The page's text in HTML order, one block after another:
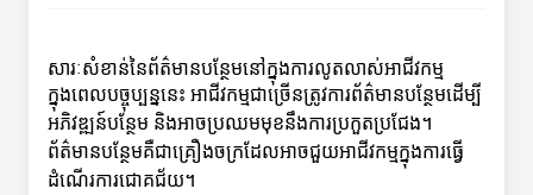
សារៈសំខាន់នៃព័ត៌មានបន្ថែមនៅក្នុងការលូតលាស់អាជីវកម្ម
ក្នុងពេលបច្ចុប្បន្ននេះ អាជីវកម្មជាច្រើនត្រូវការព័ត៌មានបន្ថែមដើម្បី
អភិវឌ្ឍន៍បន្ថែម និងអាចប្រឈមមុខនឹងការប្រកួតប្រជែង។
ព័ត៌មានបន្ថែមគឺជាគ្រឿងចក្រដែលអាចជួយអាជីវកម្មក្នុងការធ្វើ
ដំណើរការជោគជ័យ។